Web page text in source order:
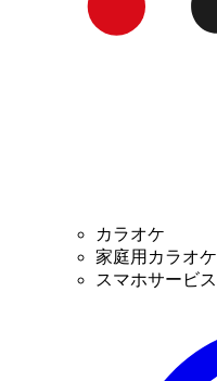
カラオケ
家庭用カラオケ
スマホサービス